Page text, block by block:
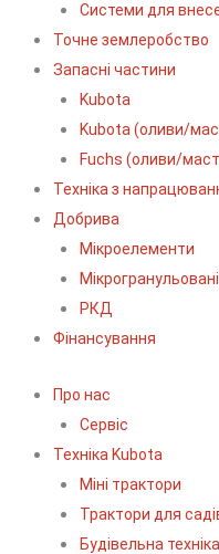
Системи для
Точне землеробство
Запасні частини
Kubota
Kubota (оливи/
Fuchs (оливи/
Техніка з
Добрива
Мікроелементи
Мікрогранульовані
РКД
Фінансування
Про нас
Сервіс
Технiка Kubota
Міні трактори
Трактори для
Будівельна техніка